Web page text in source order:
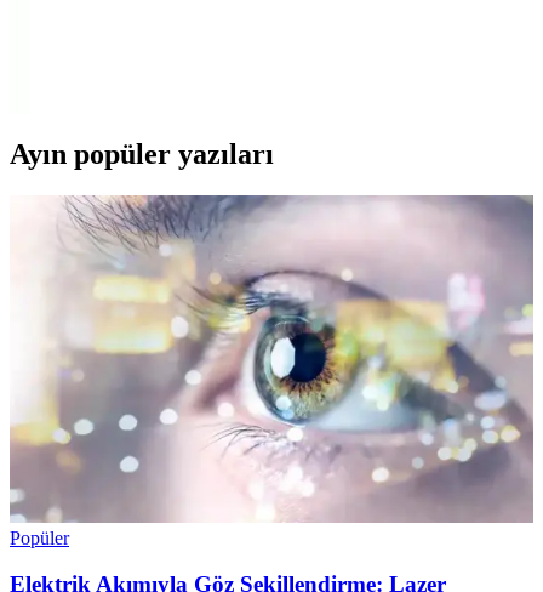
Ayın popüler yazıları
Popüler
Elektrik Akımıyla Göz Şekillendirme: Lazer